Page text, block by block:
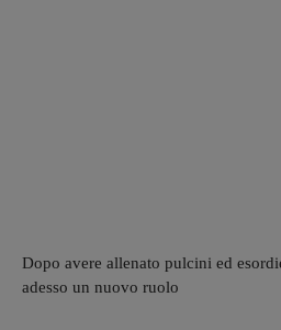
Dopo avere allenato pulcini ed
adesso un nuovo ruolo